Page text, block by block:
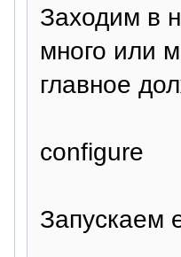
Заходим в
много или
главное
configure
Запускаем